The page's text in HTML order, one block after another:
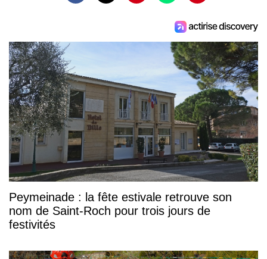
Peymeinade : la fête estivale retrouve son
nom de Saint-Roch pour trois jours de
festivités